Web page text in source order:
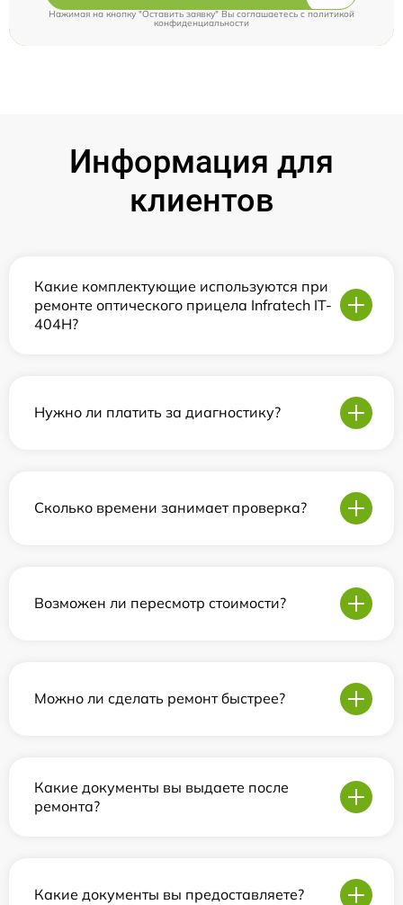
Нажимая на кнопку "Оставить заявку" Вы соглашаетесь cполитикой
конфиденциальности
Информация для
клиентов
Какие комплектующие используются при
ремонте оптического прицела Infratech IT-
404H?
Нужно ли платить за диагностику?
Сколько времени занимает проверка?
Возможен ли пересмотр стоимости?
Можно ли сделать ремонт быстрее?
Какие документы вы выдаете после
ремонта?
Какие документы вы предоставляете?